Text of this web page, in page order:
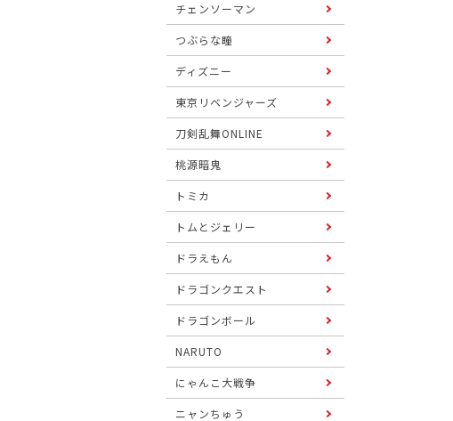
チェンソーマン
つぶらな瞳
ディズニー
東京リベンジャーズ
刀剣乱舞ONLINE
桃源暗鬼
トミカ
トムとジェリー
ドラえもん
ドラゴンクエスト
ドラゴンボール
NARUTO
にゃんこ大戦争
ニャンちゅう